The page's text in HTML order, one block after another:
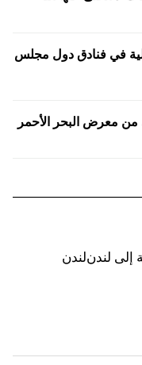
في فنادق دول مجلس
معرض البحر الأحمر
إلى لندنلندن